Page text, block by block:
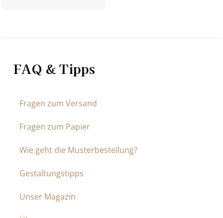
FAQ & Tipps
Fragen zum Versand
Fragen zum Papier
Wie geht die Musterbestellung?
Gestaltungstipps
Unser Magazin